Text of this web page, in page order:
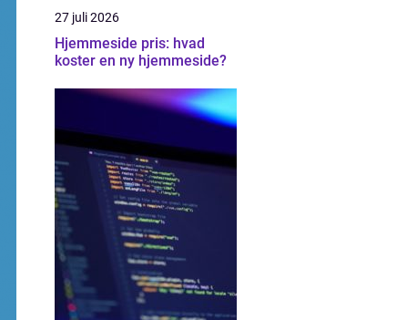
27 juli 2026
Hjemmeside pris: hvad
koster en ny hjemmeside?